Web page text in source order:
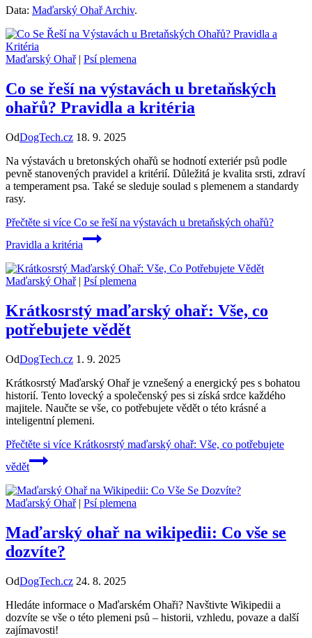
Data: Maďarský Ohař Archiv.
Maďarský Ohař| Psí plemena
Co se řeší na výstavách u bretaňských
ohařů? Pravidla a kritéria
OdDogTech.cz 18. 9. 2025
Na výstavách u bretonských ohařů se hodnotí exteriér psů podle
pevně stanovených pravidel a kritérií. Důležitá je kvalita srsti, zdraví
a temperament psa. Také se sleduje soulad s plemenem a standardy
rasy.
Přečtěte si více Co se řeší na výstavách u bretaňských ohařů?
Pravidla a kritéria
Maďarský Ohař| Psí plemena
Krátkosrstý maďarský ohař: Vše, co
potřebujete vědět
OdDogTech.cz 1. 9. 2025
Krátkosrstý Maďarský Ohař je vznešený a energický pes s bohatou
historií. Tento lovecký a společenský pes si získá srdce každého
majitele. Naučte se vše, co potřebujete vědět o této krásné a
inteligentní plemeni.
Přečtěte si více Krátkosrstý maďarský ohař: Vše, co potřebujete
vědět
Maďarský Ohař| Psí plemena
Maďarský ohař na wikipedii: Co vše se
dozvíte?
OdDogTech.cz 24. 8. 2025
Hledáte informace o Maďarském Ohaři? Navštivte Wikipedii a
dozvíte se vše o této plemeni psů – historii, vzhledu, povaze a další
zajímavosti!